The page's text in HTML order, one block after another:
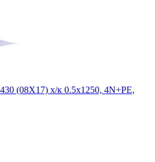
(08Х17) х/к 0.5х1250, 4N+PE,